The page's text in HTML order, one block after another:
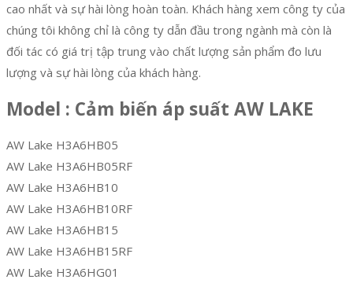
cao nhất và sự hài lòng hoàn toàn. Khách hàng xem công ty của
chúng tôi không chỉ là công ty dẫn đầu trong ngành mà còn là
đối tác có giá trị tập trung vào chất lượng sản phẩm đo lưu
lượng và sự hài lòng của khách hàng.
Model : Cảm biến áp suất AW LAKE
AW Lake H3A6HB05
AW Lake H3A6HB05RF
AW Lake H3A6HB10
AW Lake H3A6HB10RF
AW Lake H3A6HB15
AW Lake H3A6HB15RF
AW Lake H3A6HG01